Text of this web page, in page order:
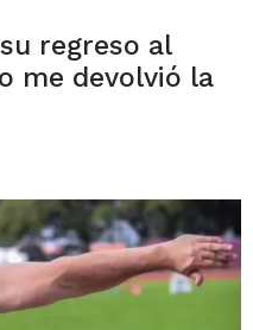
regreso al
me devolvió la